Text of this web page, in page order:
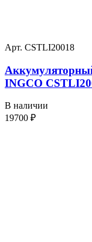
Арт. CSTLI20018
INGCO
В наличии
19700 ₽